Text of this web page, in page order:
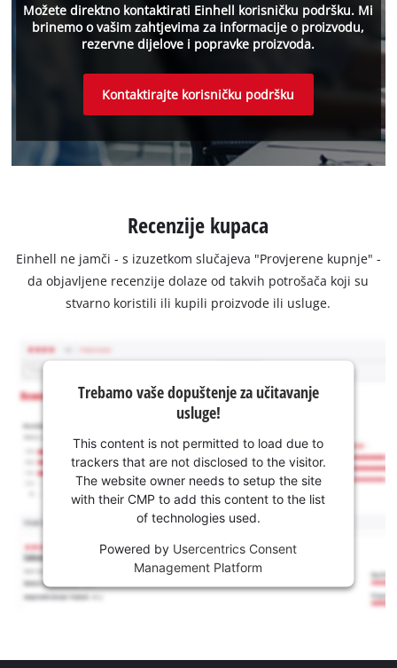
Možete direktno kontaktirati Einhell korisničku podršku. Mi
brinemo o vašim zahtjevima za informacije o proizvodu,
rezervne dijelove i popravke proizvoda.
Kontaktirajte korisničku podršku
Recenzije kupaca
Einhell ne jamči - s izuzetkom slučajeva "Provjerene kupnje" -
da objavljene recenzije dolaze od takvih potrošača koji su
stvarno koristili ili kupili proizvode ili usluge.
Trebamo vaše dopuštenje za učitavanje
usluge!
This content is not permitted to load due to
trackers that are not disclosed to the visitor.
The website owner needs to setup the site
with their CMP to add this content to the list
of technologies used.
Powered by Usercentrics Consent
Management Platform